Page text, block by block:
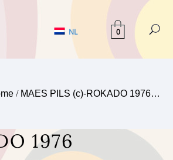
NL 0
/ MAES PILS (c)-ROKADO 1976…
1976